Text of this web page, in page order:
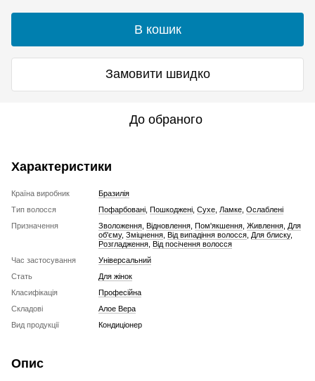
В кошик
Замовити швидко
До обраного
Характеристики
Країна виробник
Бразилія
Тип волосся
Пофарбовані Пошкоджені Сухе Ламке Ослаблені
Призначення
Зволоження Відновлення Пом'якшення Живлення Для
об'єму, Зміцнення Від випадіння волосся Для блиску,
Розгладження Від посічення волосся
Час застосування
Універсальний
Стать
Для жінок
Класифікація
Професійна
Складові
Алое Вера
Вид продукції
Кондиціонер
Опис